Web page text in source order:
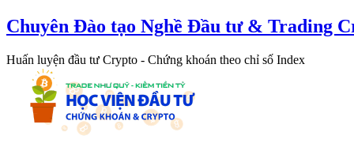
Chuyên Đào tạo Nghề Đầu tư & Trading
Huấn luyện đầu tư Crypto - Chứng khoán theo chỉ số Index